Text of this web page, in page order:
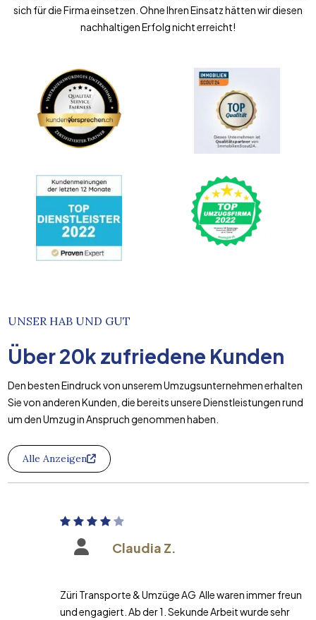
sich für die Firma einsetzen. Ohne Ihren Einsatz hätten wir diesen
nachhaltigen Erfolg nicht erreicht!
UNSER HAB UND GUT
Über20k zufriedene Kunden
Den besten Eindruck von unserem Umzugsunternehmen erhalten
Sie von anderen Kunden, die bereits unsere Dienstleistungen rund
um den Umzug in Anspruch genommen haben.
Alle Anzeigen
Claudia Z.
Züri Transporte & Umzüge AG Alle waren immer freundlich
und engagiert. Ab der 1. Sekunde Arbeit wurde sehr